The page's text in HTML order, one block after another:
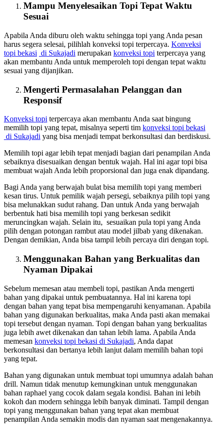
Mampu Menyelesaikan Topi Tepat Waktu
Sesuai
Apabila Anda diburu oleh waktu sehingga topi yang Anda pesan
harus segera selesai, pilihlah konveksi topi terpercaya. Konveksi
topi bekasi di Sukajadi merupakan konveksi topi terpercaya yang
akan membantu Anda untuk memperoleh topi dengan tepat waktu
sesuai yang dijanjikan.
Mengerti Permasalahan Pelanggan dan
Responsif
Konveksi topi terpercaya akan membantu Anda saat bingung
memilih topi yang tepat, misalnya seperti tim konveksi topi bekasi
di Sukajadi yang bisa menjadi tempat berkonsultasi dan berdiskusi.
Memilih topi agar lebih tepat menjadi bagian dari penampilan Anda
sebaiknya disesuaikan dengan bentuk wajah. Hal ini agar topi bisa
membuat wajah Anda lebih proporsional dan juga enak dipandang.
Bagi Anda yang berwajah bulat bisa memilih topi yang memberi
kesan tirus. Untuk pemilik wajah persegi, sebaiknya pilih topi yang
bisa melunakkan sudut rahang. Dan untuk Anda yang berwajah
berbentuk hati bisa memilih topi yang berkesan sedikit
meruncingkan wajah. Selain itu, sesuaikan pula topi yang Anda
pilih dengan potongan rambut atau model jilbab yang dikenakan.
Dengan demikian, Anda bisa tampil lebih percaya diri dengan topi.
Menggunakan Bahan yang Berkualitas dan
Nyaman Dipakai
Sebelum memesan atau membeli topi, pastikan Anda mengerti
bahan yang dipakai untuk pembuatannya. Hal ini karena topi
dengan bahan yang tepat bisa mempengaruhi kenyamanan. Apabila
bahan yang digunakan berkualitas, maka Anda pasti akan memakai
topi tersebut dengan nyaman. Topi dengan bahan yang berkualitas
juga lebih awet dikenakan dan tahan lebih lama. Apabila Anda
memesan konveksi topi bekasi di Sukajadi, Anda dapat
berkonsultasi dan bertanya lebih lanjut dalam memilih bahan topi
yang tepat.
Bahan yang digunakan untuk membuat topi umumnya adalah bahan
drill. Namun tidak menutup kemungkinan untuk menggunakan
bahan raphael yang cocok dalam segala kondisi. Bahan ini lebih
kokoh dan modern sehingga lebih banyak diminati. Tampil dengan
topi yang menggunakan bahan yang tepat akan membuat
penampilan Anda semakin modis dan nyaman saat mengenakannya.